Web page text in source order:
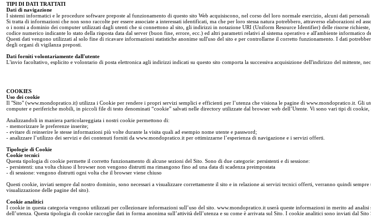
TIPI DI DATI TRATTATI
Dati di navigazione
I sistemi informatici e le procedure software preposte al funzionamento di questo sito Web acquisiscono, nel corso del loro normale esercizio, alcuni dati
Si tratta di informazioni che non sono raccolte per essere associate a interessati identificati, ma che per loro stessa natura potrebbero, attraverso elaborazioni
o i nomi a dominio dei computer utilizzati dagli utenti che si connettono al sito, gli indirizzi in notazione URI (Uniform Resource Identifier) delle risorse
codice numerico indicante lo stato della risposta data dal server (buon fine, errore, ecc.) ed altri parametri relativi al sistema operativo e all'ambiente informatico
Questi dati vengono utilizzati al solo fine di ricavare informazioni statistiche anonime sull'uso del sito e per controllarne il corretto funzionamento. I dati
degli organi di vigilanza preposti.
Dati forniti volontariamente dall'utente
L'invio facoltativo, esplicito e volontario di posta elettronica agli indirizzi indicati su questo sito comporta la successiva acquisizione dell'indirizzo del mittente,
COOKIES
Uso dei cookie
Il "Sito" (www.mondopratico.it) utilizza i Cookie per rendere i propri servizi semplici e efficienti per l’utenza che visiona le pagine di www.mondopratico.it. Gli
computer e periferiche mobili, in piccoli file di testo denominati “cookie” salvati nelle directory utilizzate dal browser web dell’Utente. Vi sono vari tipi di
Analizzandoli in maniera particolareggiata i nostri cookie permettono di:
- memorizzare le preferenze inserite;
- evitare di reinserire le stesse informazioni più volte durante la visita quali ad esempio nome utente e password;
- analizzare l’utilizzo dei servizi e dei contenuti forniti da www.mondopratico.it per ottimizzarne l’esperienza di navigazione e i servizi offerti.
Tipologie di Cookie
Cookie tecnici
Questa tipologia di cookie permette il corretto funzionamento di alcune sezioni del Sito. Sono di due categorie: persistenti e di sessione:
- persistenti: una volta chiuso il browser non vengono distrutti ma rimangono fino ad una data di scadenza preimpostata
- di sessione: vengono distrutti ogni volta che il browser viene chiuso
Questi cookie, inviati sempre dal nostro dominio, sono necessari a visualizzare correttamente il sito e in relazione ai servizi tecnici offerti, verranno quindi
visualizzazione delle pagine del sito).
Cookie analitici
I cookie in questa categoria vengono utilizzati per collezionare informazioni sull’uso del sito. www.mondopratico.it userà queste informazioni in merito ad
dell’utenza. Questa tipologia di cookie raccoglie dati in forma anonima sull’attività dell’utenza e su come è arrivata sul Sito. I cookie analitici sono inviati dal Sito